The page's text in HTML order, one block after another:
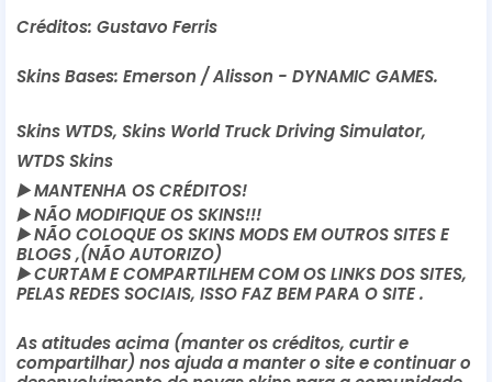
Créditos: Gustavo Ferris
Skins Bases: Emerson / Alisson - DYNAMIC GAMES.
Skins WTDS, Skins World Truck Driving Simulator,
WTDS Skins
▶️MANTENHA OS CRÉDITOS!
▶️NÃO MODIFIQUE OS SKINS!!!
▶️NÃO COLOQUE OS SKINS MODS EM OUTROS SITES E
BLOGS ,(NÃO AUTORIZO)
▶️CURTAM E COMPARTILHEM COM OS LINKS DOS SITES,
PELAS REDES SOCIAIS, ISSO FAZ BEM PARA O SITE .
As atitudes acima (manter os créditos, curtir e
compartilhar) nos ajuda a manter o site e continuar o